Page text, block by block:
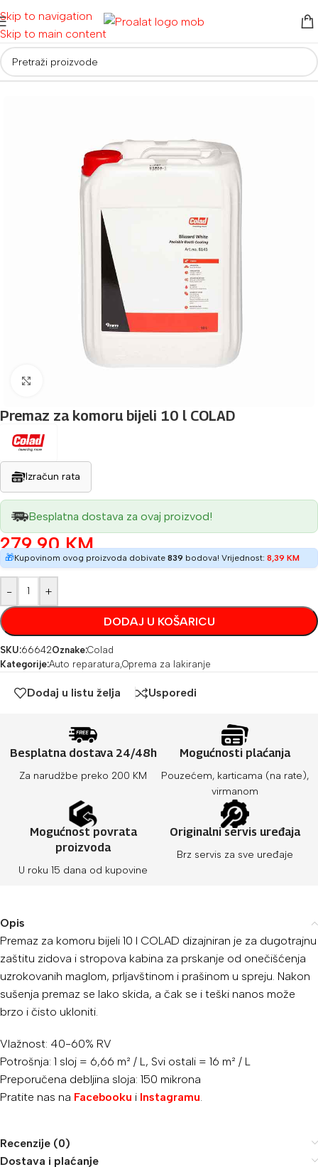
Skip to navigation
Skip to main content
detailing i oprema Oprema za lakiranje
Premaz za komoru bijeli 10 l COLAD
Izračun rata
Besplatna dostava za ovaj proizvod!
279,90KM
🎁Kupovinom ovog proizvoda dobivate 839 bodova! Vrijednost: 8,39 KM
- +
DODAJ U KOŠARICU
SKU:66642Oznake:Colad
Kategorije:Auto reparatura,Oprema za lakiranje
Dodaj u listu želja Usporedi
Besplatna dostava 24/48h
Za narudžbe preko 200 KM
Mogućnosti plaćanja
Pouzećem, karticama (na rate),
virmanom
Mogućnost povrata
proizvoda
U roku 15 dana od kupovine
Originalni servis uređaja
Brz servis za sve uređaje
Opis
Premaz za komoru bijeli 10 l COLAD dizajniran je za dugotrajnu
zaštitu zidova i stropova kabina za prskanje od onečišćenja
uzrokovanih maglom, prljavštinom i prašinom u spreju. Nakon
sušenja premaz se lako skida, a čak se i teški nanos može
brzo i čisto ukloniti.
Vlažnost: 40-60% RV
Potrošnja: 1 sloj = 6,66 m² / L, Svi ostali = 16 m² / L
Preporučena debljina sloja: 150 mikrona
Pratite nas na Facebooku i Instagramu
Recenzije (0)
Dostava i plaćanje